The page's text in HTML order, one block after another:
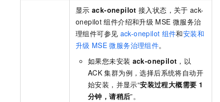
显示 ack-onepilot 接入状态，关于 ack-
onepilot 组件介绍和升级 MSE 微服务治
理组件可参见 ack-onepilot 组件和安装和
升级 MSE 微服务治理组件。
如果您未安装 ack-onepilot ，以
ACK 集群为例，选择后系统将自动开
始安装，并显示“安装过程大概需要 1
分钟，请稍后”。